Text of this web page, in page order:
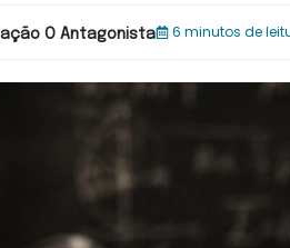
O Antagonista 6 minutos de